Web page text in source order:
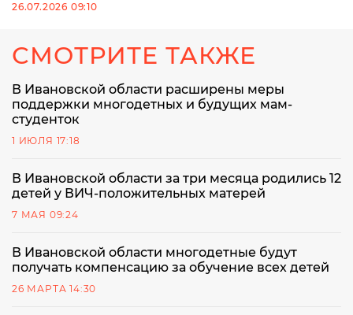
26.07.2026 09:10
СМОТРИТЕ ТАКЖЕ
В Ивановской области расширены меры
поддержки многодетных и будущих мам-
студенток
1 ИЮЛЯ 17:18
В Ивановской области за три месяца родились 12
детей у ВИЧ-положительных матерей
7 МАЯ 09:24
В Ивановской области многодетные будут
получать компенсацию за обучение всех детей
26 МАРТА 14:30